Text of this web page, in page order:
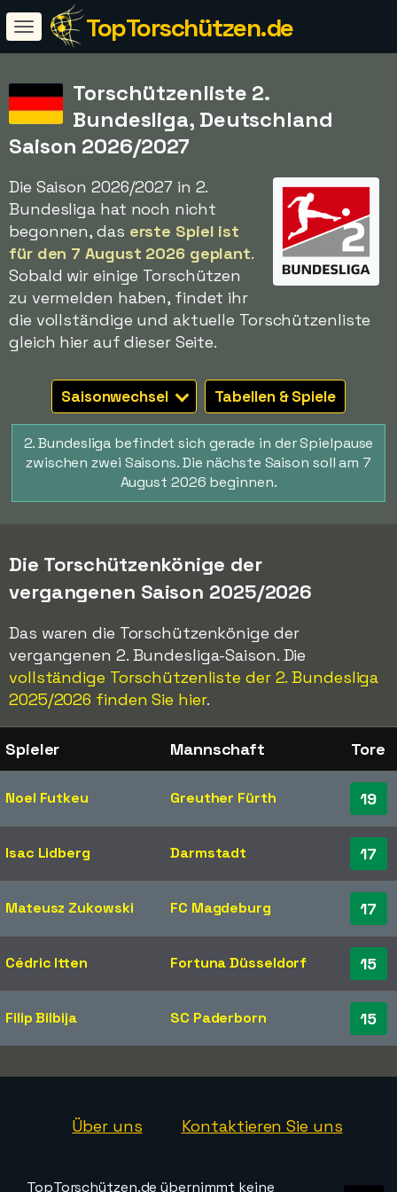
TopTorschützen.de
Torschützenliste 2.
Bundesliga, Deutschland
Saison 2026/2027
Die Saison 2026/2027 in 2.
Bundesliga hat noch nicht
begonnen, das erste Spiel ist
für den 7 August 2026 geplant.
Sobald wir einige Torschützen
zu vermelden haben, findet ihr
die vollständige und aktuelle Torschützenliste
gleich hier auf dieser Seite.
Saisonwechsel Tabellen & Spiele
2. Bundesliga befindet sich gerade in der Spielpause
zwischen zwei Saisons. Die nächste Saison soll am 7
August 2026 beginnen.
Die Torschützenkönige der
vergangenen Saison 2025/2026
Das waren die Torschützenkönige der
vergangenen 2. Bundesliga-Saison. Die
vollständige Torschützenliste der 2. Bundesliga
2025/2026 finden Sie hier.
Spieler Mannschaft Tore
Noel Futkeu Greuther Fürth 19
Isac Lidberg Darmstadt 17
Mateusz Zukowski FC Magdeburg 17
Cédric Itten Fortuna Düsseldorf 15
Filip Bilbija SC Paderborn 15
Über uns Kontaktieren Sie uns
TopTorschützen.de übernimmt keine